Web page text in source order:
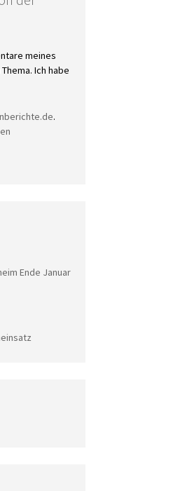
meines
Ich habe
.
Ende Januar